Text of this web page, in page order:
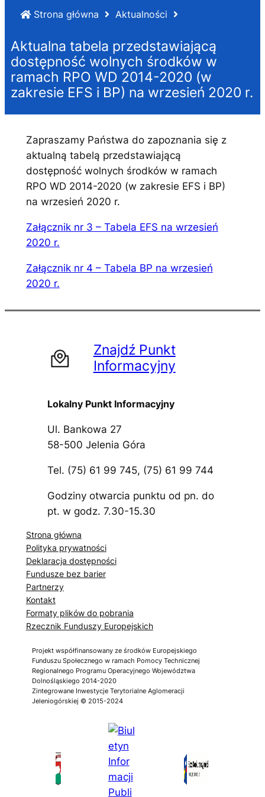
Strona główna Aktualności
Aktualna tabela przedstawiającą
dostępność wolnych środków w
ramach RPO WD 2014-2020 (w
zakresie EFS i BP) na wrzesień 2020 r.
Zapraszamy Państwa do zapoznania się z
aktualną tabelą przedstawiającą
dostępność wolnych środków w ramach
RPO WD 2014-2020 (w zakresie EFS i BP)
na wrzesień 2020 r.
Załącznik nr 3 – Tabela EFS na wrzesień
2020 r.
Załącznik nr 4 – Tabela BP na wrzesień
2020 r.
Znajdź Punkt
Informacyjny
Lokalny Punkt Informacyjny
Ul. Bankowa 27
58-500 Jelenia Góra
Tel. (75) 61 99 745, (75) 61 99 744
Godziny otwarcia punktu od pn. do
pt. w godz. 7.30-15.30
Strona główna
Polityka prywatności
Deklaracja dostępności
Fundusze bez barier
Partnerzy
Kontakt
Formaty plików do pobrania
Rzecznik Funduszy Europejskich
Projekt współfinansowany ze środków Europejskiego
Funduszu Społecznego w ramach Pomocy Technicznej
Regionalnego Programu Operacyjnego Województwa
Dolnośląskiego 2014-2020
Zintegrowane Inwestycje Terytorialne Aglomeracji
Jeleniogórskiej © 2015-2024